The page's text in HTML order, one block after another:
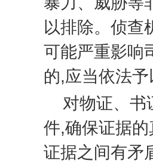
以排除。侦查
可能严重影响
的,应当依法
对物证、书
件,确保证据
证据之间有矛